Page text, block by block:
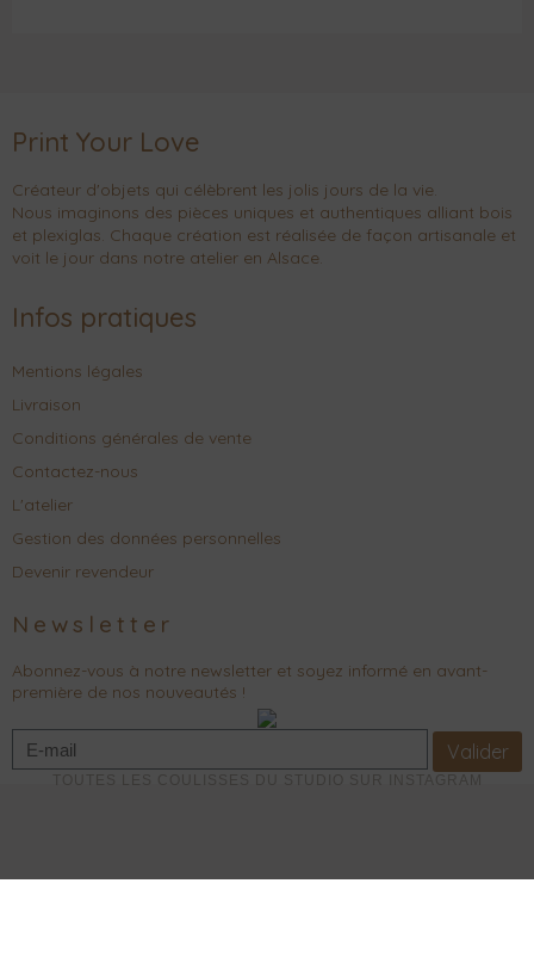
Print Your Love
Créateur d'objets qui célèbrent les jolis jours de la vie.
Nous imaginons des pièces uniques et authentiques alliant bois
et plexiglas. Chaque création est réalisée de façon artisanale et
voit le jour dans notre atelier en Alsace.
Infos pratiques
Mentions légales
Livraison
Conditions générales de vente
Contactez-nous
L'atelier
Gestion des données personnelles
Devenir revendeur
Newsletter
Abonnez-vous à notre newsletter et soyez informé en avant-
première de nos nouveautés !
Valider
TOUTES LES COULISSES DU STUDIO SUR INSTAGRAM